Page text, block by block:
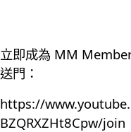
立即成為 MM
送門：
https://
BZQRXZHt8Cpw/join